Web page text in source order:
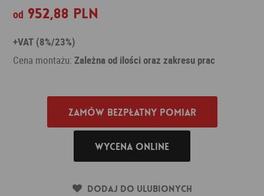
od 952,88 PLN
+VAT (8%/23%)
Cena montażu:Zależna od ilości oraz zakresu prac
Zamów bezpłatny pomiar
Wycena online
Dodaj do ulubionych